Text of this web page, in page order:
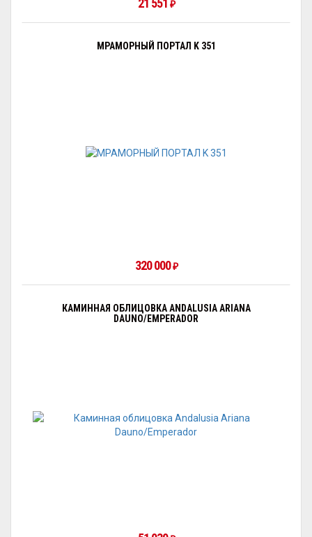
21 551 ₽
МРАМОРНЫЙ ПОРТАЛ K 351
320 000₽
КАМИННАЯ ОБЛИЦОВКА ANDALUSIA ARIANA
DAUNO/EMPERADOR